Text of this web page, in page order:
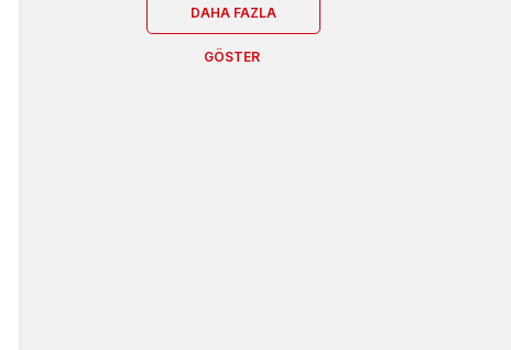
DAHA FAZLA
GÖSTER